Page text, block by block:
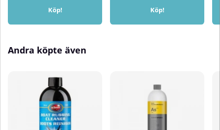
Köp! Köp!
Andra köpte även